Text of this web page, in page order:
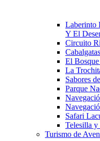
Laberinto
Y El
Circuito
El
La
Sabores
Parque
Safari
Telesilla y
Turismo de